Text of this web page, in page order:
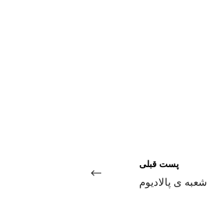
پست قبلی
شعبه ی پالادیوم